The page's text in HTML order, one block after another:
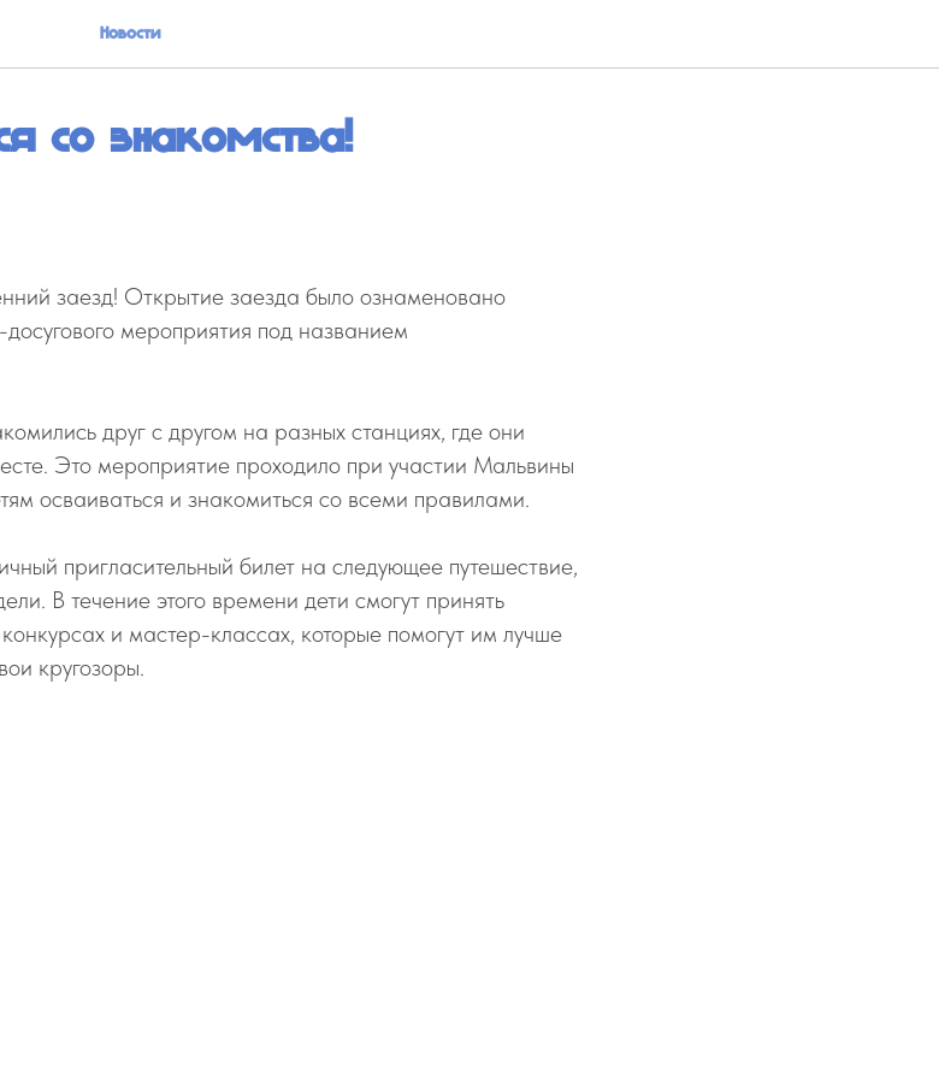
Новости
со знакомства!
заезд! Открытие заезда было ознаменовано
мероприятия под названием
друг с другом на разных станциях, где они
Это мероприятие проходило при участии Мальвины
осваиваться и знакомиться со всеми правилами.
пригласительный билет на следующее путешествие,
В течение этого времени дети смогут принять
и мастер-классах, которые помогут им лучше
кругозоры.